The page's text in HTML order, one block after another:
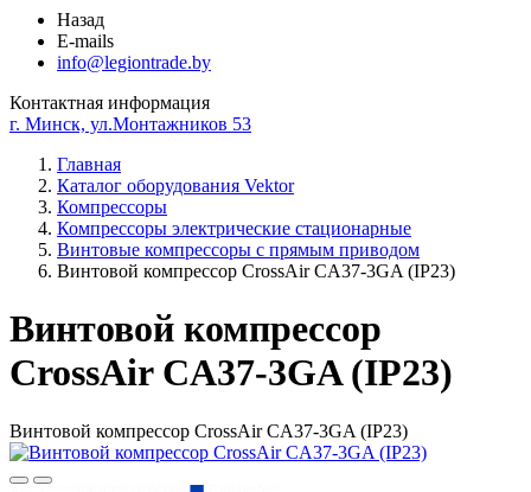
Назад
E-mails
info@legiontrade.by
Контактная информация
г. Минск, ул.Монтажников 53
Главная
Каталог оборудования Vektor
Компрессоры
Компрессоры электрические стационарные
Винтовые компрессоры с прямым приводом
Винтовой компрессор CrossAir CA37-3GA (IP23)
Винтовой компрессор
CrossAir CA37-3GA (IP23)
Винтовой компрессор CrossAir CA37-3GA (IP23)